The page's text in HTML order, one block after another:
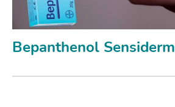
Bepanthenol Sensiderm